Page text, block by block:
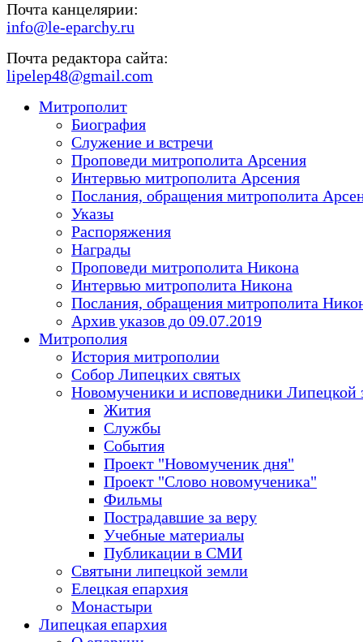
Почта канцелярии:
info@le-eparchy.ru
Почта редактора сайта:
lipelep48@gmail.com
Митрополит
Биография
Служение и встречи
Проповеди митрополита Арсения
Интервью митрополита Арсения
Послания, обращения митрополита
Указы
Распоряжения
Награды
Проповеди митрополита Никона
Интервью митрополита Никона
Послания, обращения митрополита
Архив указов до 09.07.2019
Митрополия
История митрополии
Собор Липецких святых
Новомученики и исповедники Липецкой
Жития
Службы
События
Проект "Новомученик дня"
Проект "Слово новомученика"
Фильмы
Пострадавшие за веру
Учебные материалы
Публикации в СМИ
Святыни липецкой земли
Елецкая епархия
Монастыри
Липецкая епархия